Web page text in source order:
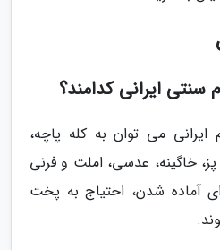
سنتی ایرانی کدامند؟
می توان به کله پاچه،
خاگینه، عدسی، املت و فرنی
آماده شدن، احتیاج به پخت